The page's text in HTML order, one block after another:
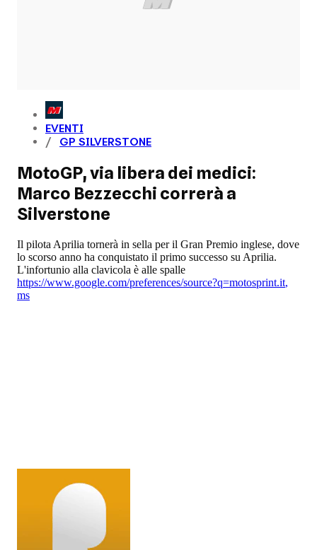
EVENTI
GP SILVERSTONE
MotoGP, via libera dei medici:
Marco Bezzecchi correrà a
Silverstone
Il pilota Aprilia tornerà in sella per il Gran Premio inglese, dove
lo scorso anno ha conquistato il primo successo su Aprilia.
L'infortunio alla clavicola è alle spalle
https://www.google.com/preferences/source?q=motosprint.it,
ms